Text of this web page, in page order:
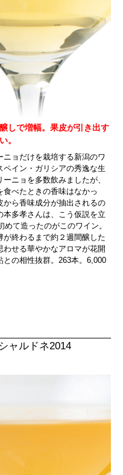
しで増幅。果皮が引き出す
。
ニョだけを栽培する新潟のワ
ペイン・ガリシアの秀逸な生
ニョを多数飲みましたが、
食べたときの香味はなかっ
から香味成分が抽出されるの
本多孝さんは、こう仮説を立
めて造ったのがこのワイン。
が終わるまで約２週間醸した
わせる華やかなアロマが花開
との相性抜群。263本。6,000
ャルドネ2014